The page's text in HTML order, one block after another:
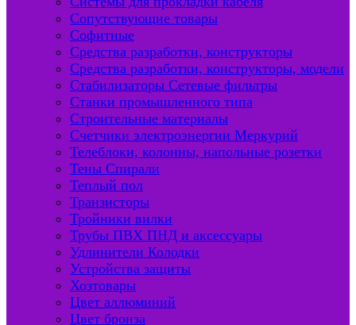
Сопутствующие товары
Софитные
Средства разработки, конструкторы
Средства разработки, конструкторы, модели
Стабилизаторы Сетевые фильтры
Станки промышленного типа
Строительные материалы
Счетчики электроэнергии Меркурий
Телеблоки, колонны, напольные розетки
Тены Спирали
Теплый пол
Транзисторы
Тройники вилки
Трубы ПВХ ПНД и аксессуары
Удлинители Колодки
Устройства защиты
Хозтовары
Цвет аллюминий
Цвет бронза